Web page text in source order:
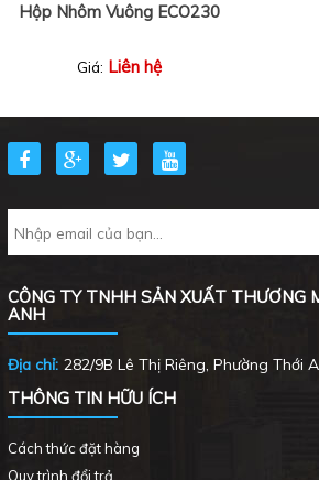
Hộp Nhôm Vuông ECO230
Giá: Liên hệ
CÔNG TY TNHH SẢN XUẤT THƯƠNG
ANH
Địa chỉ: 282/9B Lê Thị Riêng, Phường Thới
THÔNG TIN HỮU ÍCH
Cách thức đặt hàng
Quy trình đổi trả